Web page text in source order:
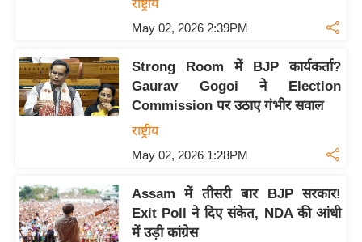
राष्ट्रीय
May 02, 2026 2:39PM
Strong Room में BJP कार्यकर्ता?
Gaurav Gogoi ने Election
Commission पर उठाए गंभीर सवाल
राष्ट्रीय
May 02, 2026 1:28PM
Assam में तीसरी बार BJP सरकार!
Exit Poll ने दिए संकेत, NDA की आंधी
में उड़ी कांग्रेस